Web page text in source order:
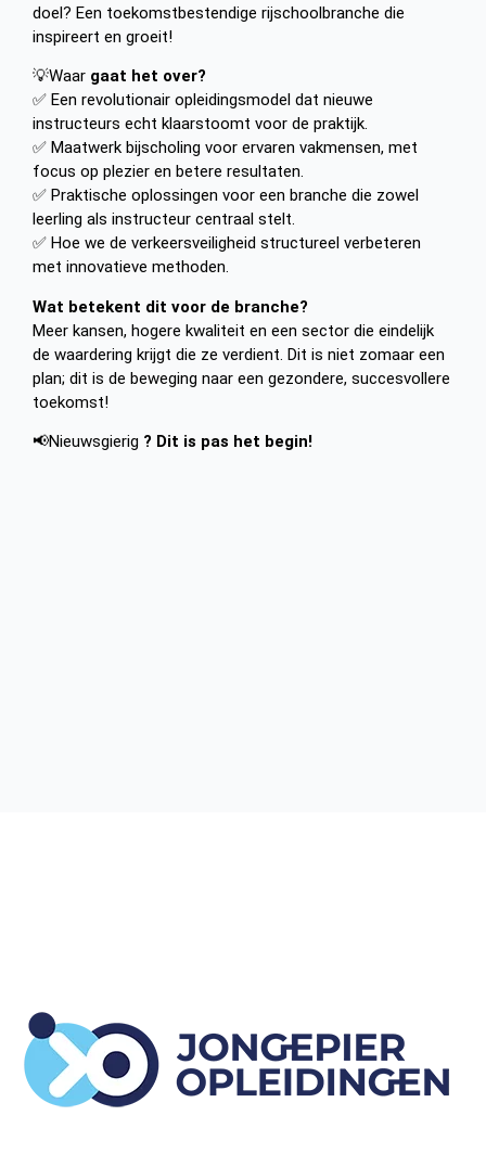
doel? Een toekomstbestendige rijschoolbranche die
inspireert en groeit!
💡Waar gaat het over?
✅ Een revolutionair opleidingsmodel dat nieuwe
instructeurs echt klaarstoomt voor de praktijk.
✅ Maatwerk bijscholing voor ervaren vakmensen, met
focus op plezier en betere resultaten.
✅ Praktische oplossingen voor een branche die zowel
leerling als instructeur centraal stelt.
✅ Hoe we de verkeersveiligheid structureel verbeteren
met innovatieve methoden.
Wat betekent dit voor de branche?
Meer kansen, hogere kwaliteit en een sector die eindelijk
de waardering krijgt die ze verdient. Dit is niet zomaar een
plan; dit is de beweging naar een gezondere, succesvollere
toekomst!
📢Nieuwsgierig ? Dit is pas het begin!